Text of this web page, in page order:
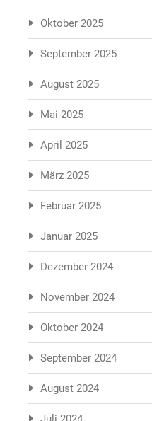
Oktober 2025
September 2025
August 2025
Mai 2025
April 2025
März 2025
Februar 2025
Januar 2025
Dezember 2024
November 2024
Oktober 2024
September 2024
August 2024